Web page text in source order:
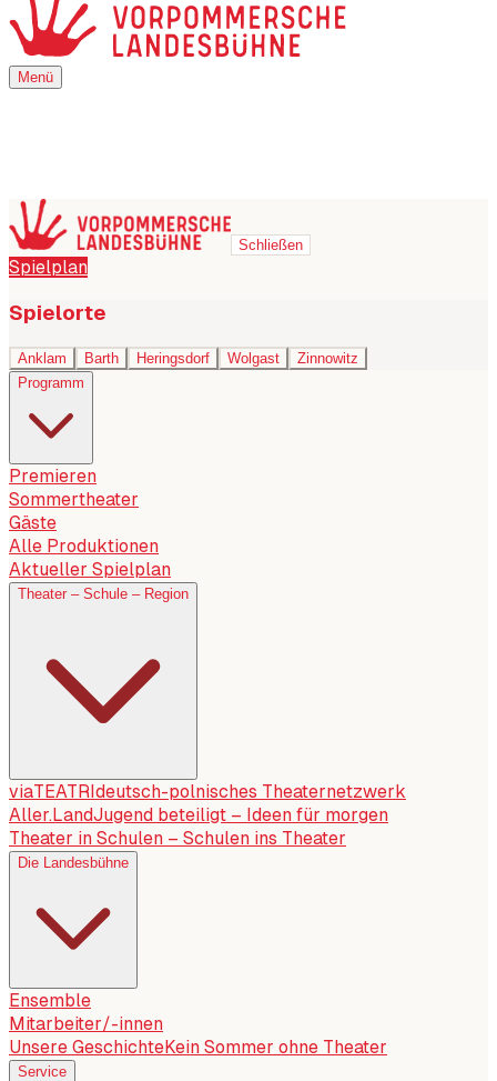
Menü
Menü
Schließen
Spielplan
Spielorte
Anklam Barth Heringsdorf Wolgast
Zinnowitz
Programm
Premieren
Sommertheater
Gäste
Alle Produktionen
Aktueller Spielplan
Theater – Schule – Region
viaTEATRI deutsch-polnisches Theaternetzwerk
Aller.LandJugend beteiligt – Ideen für morgen
Theater in Schulen – Schulen ins Theater
Die Landesbühne
Ensemble
Mitarbeiter/-innen
Unsere GeschichteKein Sommer ohne Theater
Service